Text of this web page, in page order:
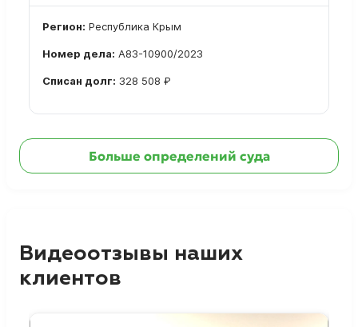
Регион: Республика Крым
Номер дела: А83-10900/2023
Списан долг: 328 508 ₽
Больше определений суда
Видеоотзывы наших
клиентов